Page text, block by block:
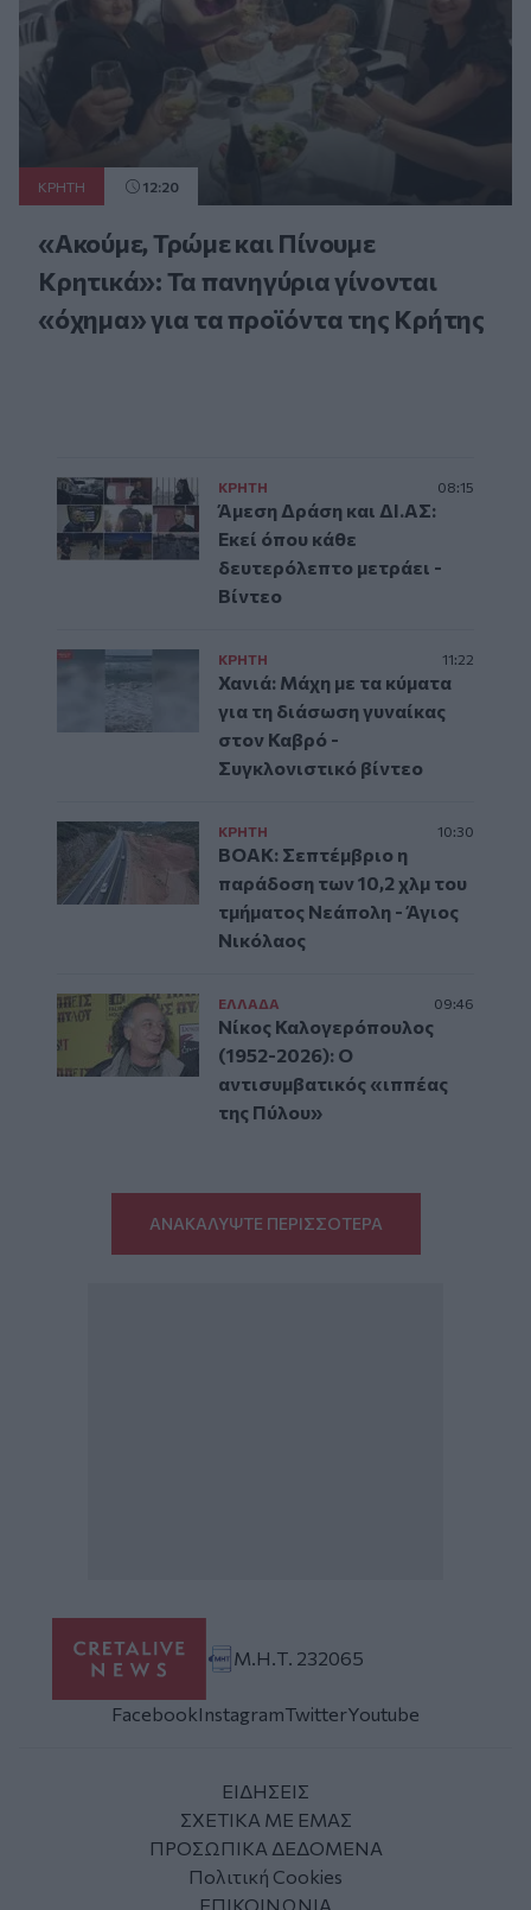
ΚΡΗΤΗ 12:20
«Ακούμε, Τρώμε και Πίνουμε
Κρητικά»: Τα πανηγύρια γίνονται
«όχημα» για τα προϊόντα της Κρήτης
ΚΡΗΤΗ 08:15
Άμεση Δράση και ΔΙ.ΑΣ:
Εκεί όπου κάθε
δευτερόλεπτο μετράει -
Βίντεο
ΚΡΗΤΗ 11:22
Χανιά: Μάχη με τα κύματα
για τη διάσωση γυναίκας
στον Καβρό -
Συγκλονιστικό βίντεο
ΚΡΗΤΗ 10:30
ΒΟΑΚ: Σεπτέμβριο η
παράδοση των 10,2 χλμ του
τμήματος Νεάπολη - Άγιος
Νικόλαος
ΕΛΛAΔΑ 09:46
Νίκος Καλογερόπουλος
(1952-2026): O
αντισυμβατικός «ιππέας
της Πύλου»
ΑΝΑΚΑΛΥΨΤΕ ΠΕΡΙΣΣΟΤΕΡΑ
Μ.Η.Τ. 232065
FacebookInstagramTwitterYoutube
ΕΙΔΗΣΕΙΣ
ΣΧΕΤΙΚΑ ΜΕ ΕΜΑΣ
ΠΡΟΣΩΠΙΚΑ ΔΕΔΟΜΕΝΑ
Πολιτική Cookies
ΕΠΙΚΟΙΝΩΝΙΑ